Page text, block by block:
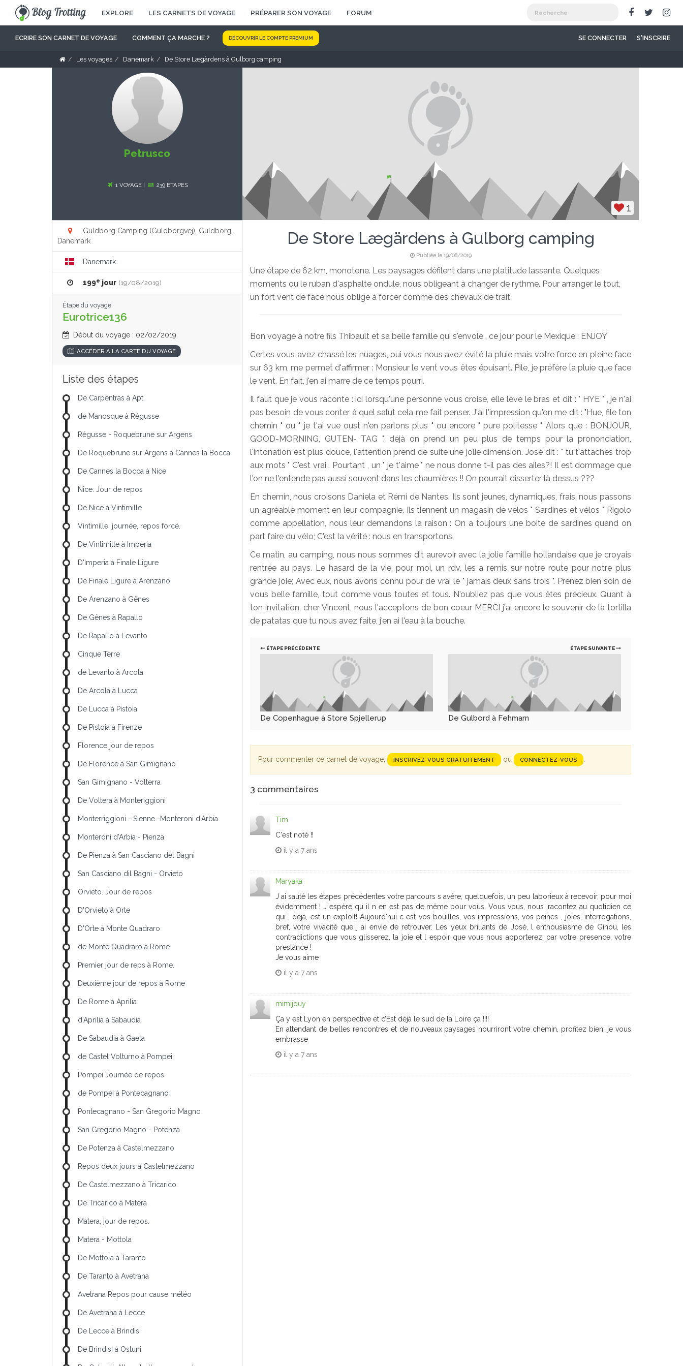
EXPLORE LES CARNETS DE VOYAGE PRÉPARER SON VOYAGE FORUM
ECRIRE SON CARNET DE VOYAGE COMMENT ÇA MARCHE ? DÉCOUVRIR LE COMPTE PREMIUM SE CONNECTER S'INSCRIRE
Les voyages Danemark De Store Lægärdens à Gulborg camping
1
De Store Lægärdens à Gulborg camping
Publiée le 19/08/2019
Une étape de 62 km, monotone. Les paysages défilent dans une platitude lassante. Quelques
moments ou le ruban d'asphalte ondule, nous obligeant à changer de rythme. Pour arranger le tout,
un fort vent de face nous oblige à forcer comme des chevaux de trait.
Bon voyage à notre fils Thibault et sa belle famille qui s'envole , ce jour pour le Mexique : ENJOY
Certes vous avez chassé les nuages, oui vous nous avez évité la pluie mais votre force en pleine face
sur 63 km, me permet d'affirmer : Monsieur le vent vous êtes épuisant. Pile, je préfère la pluie que face
le vent. En fait, j'en ai marre de ce temps pourri.
Il faut que je vous raconte : ici lorsqu'une personne vous croise, elle lève le bras et dit : " HYE " , je n'ai
pas besoin de vous conter à quel salut cela me fait penser. J'ai l'impression qu'on me dit : "Hue, file ton
chemin " ou " je t'ai vue oust n'en parlons plus " ou encore " pure politesse " Alors que : BONJOUR,
GOOD-MORNING, GUTEN- TAG ", déjà on prend un peu plus de temps pour la prononciation,
l'intonation est plus douce, l'attention prend de suite une jolie dimension. José dit : " tu t'attaches trop
aux mots " C'est vrai . Pourtant , un " je t'aime " ne nous donne t-il pas des ailes?! Il est dommage que
l'on ne l'entende pas aussi souvent dans les chaumières !! On pourrait disserter là dessus ???
En chemin, nous croisons Daniela et Rémi de Nantes. Ils sont jeunes, dynamiques, frais, nous passons
un agréable moment en leur compagnie. Ils tiennent un magasin de vélos " Sardines et vélos " Rigolo
comme appellation, nous leur demandons la raison : On a toujours une boite de sardines quand on
part faire du vélo; C'est la vérité : nous en transportons.
Ce matin, au camping, nous nous sommes dit aurevoir avec la jolie famille hollandaise que je croyais
rentrée au pays. Le hasard de la vie, pour moi, un rdv, les a remis sur notre route pour notre plus
grande joie; Avec eux, nous avons connu pour de vrai le " jamais deux sans trois ". Prenez bien soin de
vous belle famille, tout comme vous toutes et tous. N'oubliez pas que vous êtes précieux. Quant à
ton invitation, cher Vincent, nous l'acceptons de bon coeur MERCI j'ai encore le souvenir de la tortilla
de patatas que tu nous avez faite, j'en ai l'eau à la bouche.
ÉTAPE PRÉCÉDENTE
De Copenhague à Store Spjellerup
ÉTAPE SUIVANTE
De Gulbord à Fehmarn
Pour commenter ce carnet de voyage, INSCRIVEZ-VOUS GRATUITEMENT ou CONNECTEZ-VOUS .
3 commentaires
Tim
C'est noté !!
il y a 7 ans
Maryaka
J ai sauté les étapes précédentes votre parcours s avére, quelquefois, un peu laborieux à recevoir, pour moi
évidemment ! J espère qu il n en est pas de même pour vous. Vous vous, nous ,racontez au quotidien ce
qui , déjà, est un exploit! Aujourd'hui c est vos bouilles, vos impressions, vos peines , joies, interrogations,
bref, votre vivacité que j ai envie de retrouver. Les yeux brillants de José, l enthousiasme de Ginou, les
contradictions que vous glisserez, la joie et l espoir que vous nous apporterez. par votre presence, votre
prestance !
Je vous aime
il y a 7 ans
mimijouy
Ça y est Lyon en perspective et c’Est déjà le sud de la Loire ça !!!!
En attendant de belles rencontres et de nouveaux paysages nourriront votre chemin, profitez bien, je vous
embrasse
il y a 7 ans
Petrusco
1 VOYAGE | 239 ÉTAPES
Guldborg Camping (Guldborgvej), Guldborg,
Danemark
Danemark
199e jour (19/08/2019)
Étape du voyage
Eurotrice136
Début du voyage : 02/02/2019
ACCÉDER À LA CARTE DU VOYAGE
Liste des étapes
De Carpentras à Apt
de Manosque à Régusse
Régusse - Roquebrune sur Argens
De Roquebrune sur Argens à Cannes la Bocca
De Cannes la Bocca à Nice
Nice: Jour de repos
De Nice à Vintimille
Vintimille: journée, repos forcé.
De Vintimille à Imperia
D'Imperia à Finale Ligure
De Finale Ligure à Arenzano
De Arenzano à Gênes
De Gênes à Rapallo
De Rapallo à Levanto
Cinque Terre
de Levanto à Arcola
De Arcola à Lucca
De Lucca à Pistoia
De Pistoia à Firenze
Florence jour de repos
De Florence à San Gimignano
San Gimignano - Volterra
De Voltera à Monteriggioni
Monterriggioni - Sienne -Monteroni d'Arbia
Monteroni d'Arbia - Pienza
De Pienza à San Casciano del Bagni
San Casciano dil Bagni - Orvieto
Orvieto. Jour de repos
D'Orvieto à Orte
D'Orte à Monte Quadraro
de Monte Quadraro à Rome
Premier jour de reps à Rome.
Deuxième jour de repos à Rome
De Rome à Aprilia
d'Aprilia à Sabaudia
De Sabaudia à Gaeta
de Castel Volturno à Pompei
Pompei Journée de repos
de Pompei à Pontecagnano
Pontecagnano - San Gregorio Magno
San Gregorio Magno - Potenza
De Potenza à Castelmezzano
Repos deux jours à Castelmezzano
De Castelmezzano à Tricarico
De Tricarico à Matera
Matera, jour de repos.
Matera - Mottola
De Mottola à Taranto
De Taranto à Avetrana
Avetrana Repos pour cause météo
De Avetrana à Lecce
De Lecce à Brindisi
De Brindisi à Ostuni